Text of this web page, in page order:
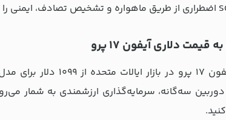
قیمت دلاری آیفون 17 پرو